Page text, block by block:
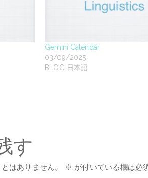
Gemini Calendar
03/09/2025
BLOG 日本語
す
はありません。 ※ が付いている欄は必